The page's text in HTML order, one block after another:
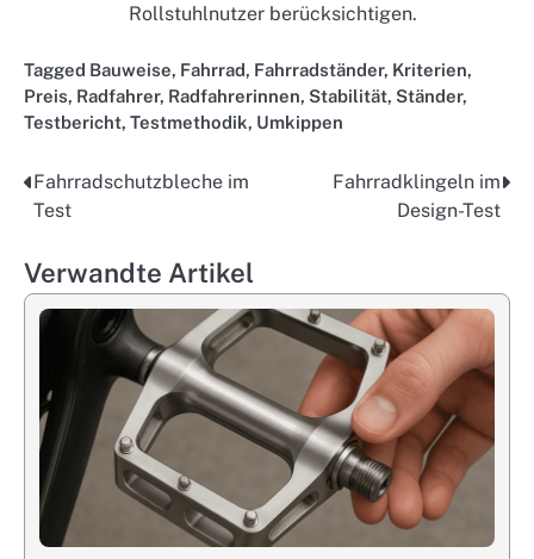
Rollstuhlnutzer berücksichtigen.
Tagged Bauweise, Fahrrad, Fahrradständer, Kriterien,
Preis, Radfahrer, Radfahrerinnen, Stabilität, Ständer,
Testbericht, Testmethodik, Umkippen
Post
Fahrradschutzbleche im
Test
Fahrradklingeln im
Design-Test
Verwandte Artikel